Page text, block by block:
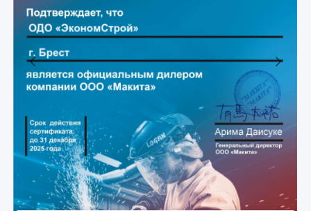
Previous Next